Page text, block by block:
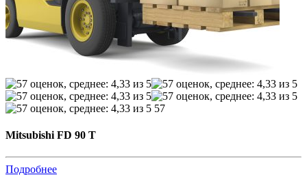
57
Mitsubishi FD 90 T
Подробнее